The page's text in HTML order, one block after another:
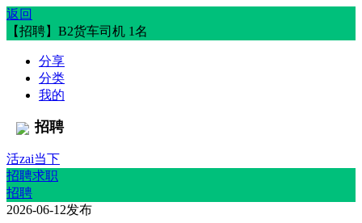
返回
【招聘】B2货车司机 1名
分享
分类
我的
招聘
活zai当下
招聘求职
招聘
2026-06-12发布